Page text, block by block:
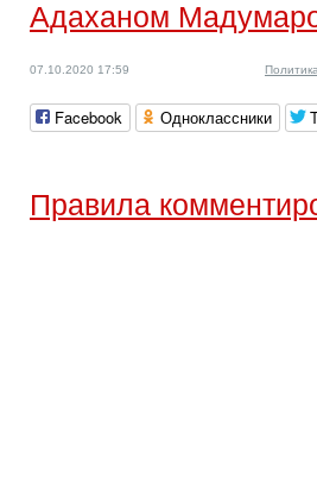
Адаханом
07.10.2020 17:59 Политика
Facebook Одноклассники
Правила